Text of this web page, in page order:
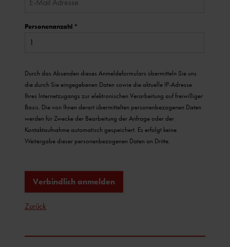
Personenanzahl *
Durch das Absenden dieses Anmeldeformulars übermitteln Sie uns
die durch Sie eingegebenen Daten sowie die aktuelle IP-Adresse
Ihres Internetzugangs zur elektronischen Verarbeitung auf freiwilliger
Basis. Die von Ihnen derart übermittelten personenbezogenen Daten
werden für Zwecke der Bearbeitung der Anfrage oder der
Kontaktaufnahme automatisch gespeichert. Es erfolgt keine
Weitergabe dieser personenbezogenen Daten an Dritte.
Verbindlich anmelden
Zurück